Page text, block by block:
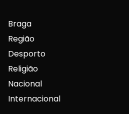
Braga
Região
Desporto
Religião
Nacional
Internacional